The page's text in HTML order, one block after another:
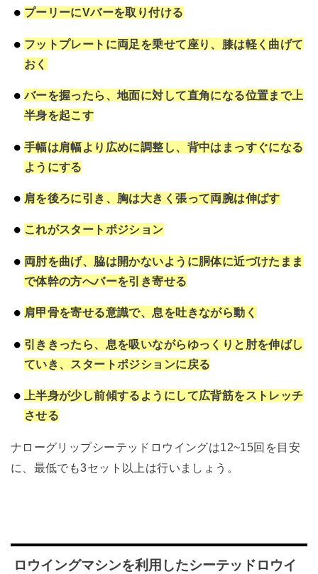
プーリーにVバーを取り付ける
フットプレートに両足を乗せて座り、 膝は軽く曲げて
おく
バーを握ったら、地面に対して直角になる位置まで上
半身を起こす
手幅は肩幅より広めに調整し、 背中はまっすぐになる
ようにする
肩を後ろに引き、胸は大きく張って両腕は伸ばす
これがスタートポジション
両肘を曲げ、脇は開かないように胴体に近づけたまま
で体幹の方へバーを引き寄せる
肩甲骨を寄せる意識で、 息を吐きながら動く
引ききったら、息を吸いながらゆっくりと肘を伸ばし
ていき、スタートポジションに戻る
上半身が少し前傾するようにして広背筋をストレッチ
させる
ナローグリップシーテッドロウイングは12~15回を目安
に、最低でも3セット以上は行いましょう。
ロウイングマシンを利用したシーテッドロウイ